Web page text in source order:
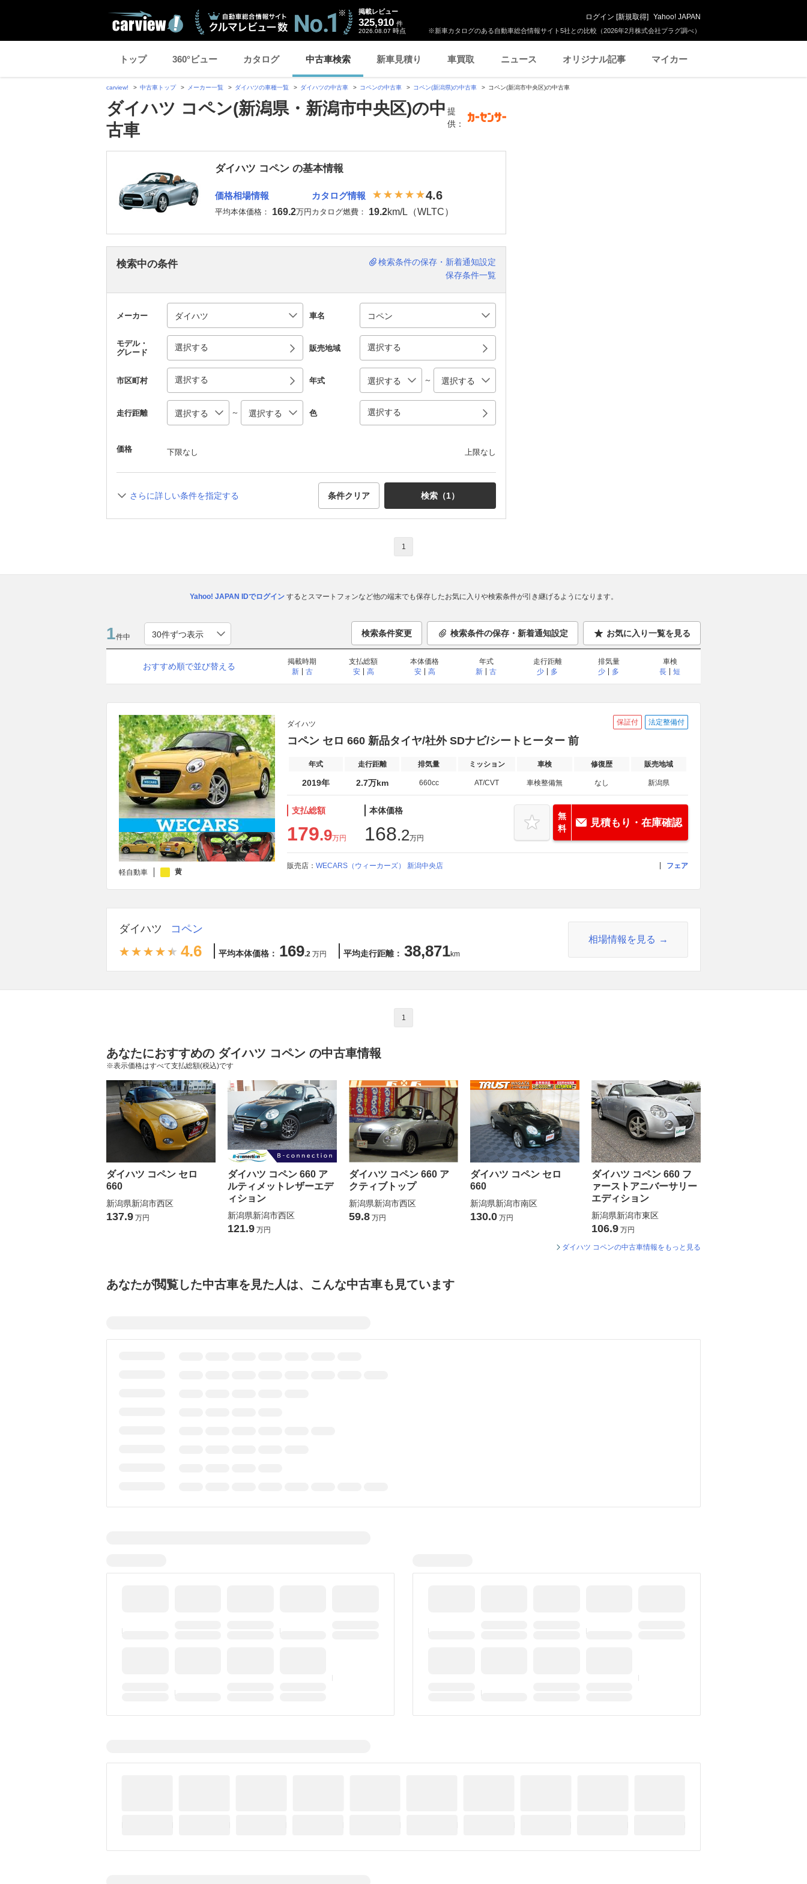
※新車カタログのある自動車総合情報サイト5社との比較（2026年2月株式会社プラグ調べ）
掲載レビュー
325,910 件
2026.08.07 時点
ログイン [新規取得] Yahoo! JAPAN
トップ 360°ビュー カタログ 中古車検索 新車見積り 車買取 ニュース オリジナル記事 マイカー
carview! 中古車トップ メーカー一覧 ダイハツの車種一覧 ダイハツの中古車 コペンの中古車 コペン(新潟県)の中古車 コペン(新潟市中央区)の中古車
ダイハツ コペン(新潟県・新潟市中央区)の中
古車
提
供：
ダイハツ コペン の基本情報
価格相場情報
平均本体価格： 169.2万円
カタログ情報 4.6
カタログ燃費： 19.2km/L（WLTC）
検索中の条件
検索条件の保存・新着通知設定
保存条件一覧
メーカー 車名
モデル・
グレード
選択する 販売地域 選択する
市区町村 選択する 年式 ～
走行距離 ～ 色 選択する
価格 下限なし 上限なし
さらに詳しい条件を指定する 条件クリア 検索（1）
1
Yahoo! JAPAN IDでログインするとスマートフォンなど他の端末でも保存したお気に入りや検索条件が引き継げるようになります。
1件中 検索条件変更 検索条件の保存・新着通知設定 お気に入り一覧を見る
おすすめ順で並び替える
掲載時期
新
古
支払総額
安
高
本体価格
安
高
年式
新
古
走行距離
少
多
排気量
少
多
車検
長
短
軽自動車 黄
ダイハツ 保証付 法定整備付
コペン セロ 660 新品タイヤ/社外 SDナビ/シートヒーター 前
年式 走行距離 排気量 ミッション 車検 修復歴 販売地域
2019年 2.7万km 660cc AT/CVT 車検整備無 なし 新潟県
支払総額
179.9万円
本体価格
168.2万円
無
料
見積もり・在庫確認
販売店： WECARS（ウィーカーズ） 新潟中央店 フェア
ダイハツ コペン
4.6 平均本体価格： 169.2 万円 平均走行距離： 38,871km
相場情報を見る
1
あなたにおすすめの ダイハツ コペン の中古車情報
※表示価格はすべて支払総額(税込)です
ダイハツ コペン セロ
660
新潟県新潟市西区
137.9 万円
ダイハツ コペン 660 ア
ルティメットレザーエデ
ィション
新潟県新潟市西区
121.9 万円
ダイハツ コペン 660 ア
クティブトップ
新潟県新潟市西区
59.8 万円
ダイハツ コペン セロ
660
新潟県新潟市南区
130.0 万円
ダイハツ コペン 660 フ
ァーストアニバーサリー
エディション
新潟県新潟市東区
106.9 万円
ダイハツ コペンの中古車情報をもっと見る
あなたが閲覧した中古車を見た人は、こんな中古車も見ています